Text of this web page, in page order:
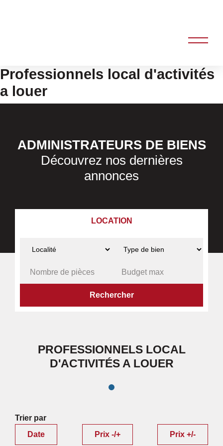
Professionnels local d'activités
a louer
ADMINISTRATEURS DE BIENS
Découvrez nos dernières
annonces
LOCATION
PROFESSIONNELS
LOCAL D'ACTIVITÉS
A LOUER
PROFESSIONNELS LOCAL
D'ACTIVITÉS A LOUER
Trier par
Date
Prix -/+ Prix +/-